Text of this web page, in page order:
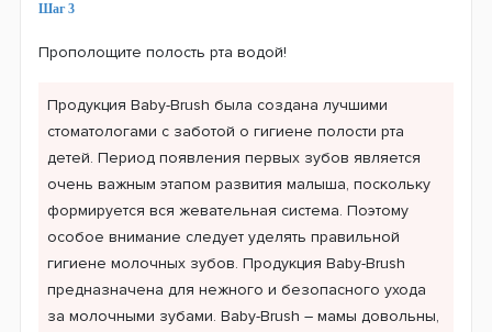
Шаг 3
Прополощите полость рта водой!
Продукция Baby-Brush была создана лучшими
стоматологами с заботой о гигиене полости рта
детей. Период появления первых зубов является
очень важным этапом развития малыша, поскольку
формируется вся жевательная система. Поэтому
особое внимание следует уделять правильной
гигиене молочных зубов. Продукция Baby-Brush
предназначена для нежного и безопасного ухода
за молочными зубами. Baby-Brush – мамы довольны,